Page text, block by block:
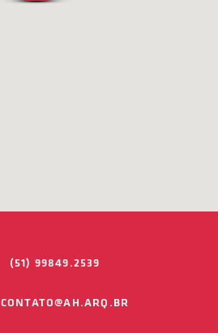
(51) 99849.2539
CONTATO@AH.ARQ.BR